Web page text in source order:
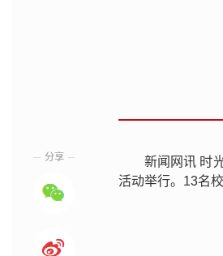
新闻网讯 时
活动举行。13名
分享